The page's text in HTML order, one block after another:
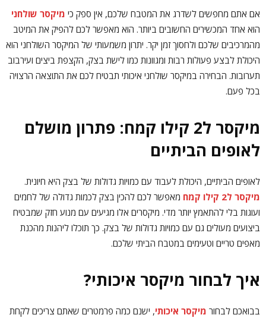
אם אתם מחפשים לשדרג את המטבח שלכם, אין ספק כי מיקסר שולחני
הוא אחד המכשירים החשובים ביותר. הוא מאפשר לכם להפיק את המיטב
מהמרכיבים שלכם ולחסוך זמן יקר. יתרון משמעותי של המיקסר השולחני הוא
היכולת לבצע פעולות רבות ומגוונות כמו לישת בצק, הקצפת ביצים ועירבוב
תערובות. הבחירה במיקסר שולחני איכותי תבטיח לכם את התוצאה הרצויה
בכל פעם.
מיקסר ל2 קילו קמח: פתרון מושלם
לאופים הביתיים
לאופים הביתיים, היכולת לעבוד עם כמויות גדולות של בצק היא חיונית.
מיקסר ל2 קילו קמח
מאפשר לכם להכין בצק לכמות גדולה של לחמים
ועוגות בלי להתאמץ יותר מדי. מיקסרים אלו מגיעים עם מנוע חזק שמבטיח
ביצועים מעולים גם עם כמויות גדולות של בצק. כך תוכלו ליהנות מהכנת
מאפים טריים וטעימים במטבח הביתי שלכם.
איך לבחור מיקסר איכותי?
בבואכם לבחור מיקסר איכותי, ישנם כמה פרמטרים שאתם צריכים לקחת